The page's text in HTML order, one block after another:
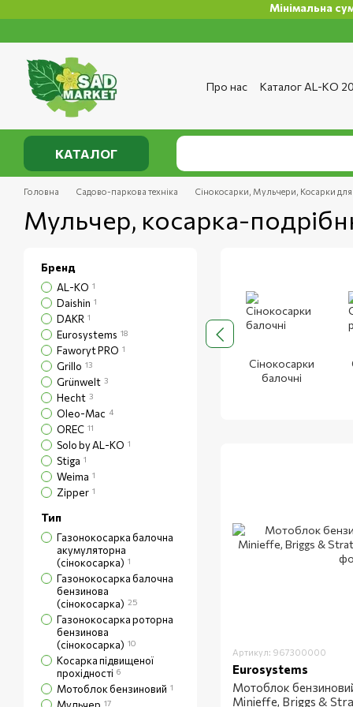
Мінімальна сума замовлення
Про нас Каталог AL-KO
Публічний договір
КАТАЛОГ
Головна Садово-паркова техніка Сінокосарки, Мульчери, Косарки для
Мульчер, косарка-
Сінокосарки
балочні
Артикул: 967300000
Eurosystems
Мотоблок
Minieffe, Briggs &
Бренд
AL-KO 1
Daishin 1
DAKR 1
Eurosystems 18
Faworyt PRO 1
Grillo 13
Grünwelt 3
Hecht 3
Oleo-Mac 4
OREC 11
Solo by AL-KO 1
Stiga 1
Weima 1
Zipper 1
Тип
Газонокосарка балочна
акумуляторна
(сінокосарка) 1
Газонокосарка балочна
бензинова
(сінокосарка) 25
Газонокосарка роторна
бензинова
(сінокосарка) 10
Косарка підвищеної
прохідності 6
Мотоблок бензиновий 1
17